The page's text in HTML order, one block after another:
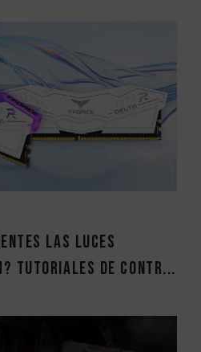
las luces
Tutoriales de contr...